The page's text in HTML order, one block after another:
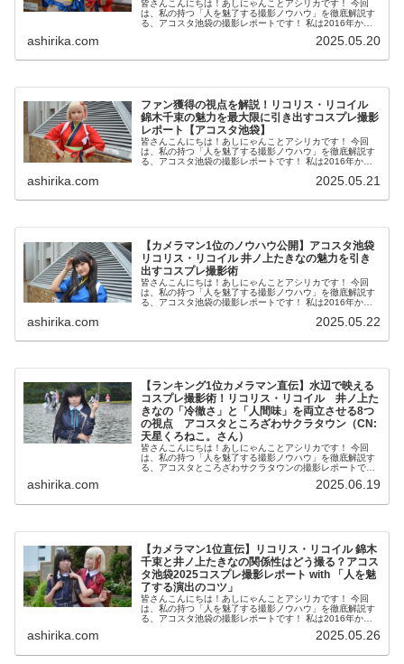
皆さんこんにちは！あしにゃんことアシリカです！ 今回
は、私の持つ「人を魅了する撮影ノウハウ」を徹底解説す
る、アコスタ池袋の撮影レポートです！ 私は2016年から
ashirika.com 2025.05.20
ファン獲得の視点を解説！リコリス・リコイル
錦木千束の魅力を最大限に引き出すコスプレ撮影
レポート【アコスタ池袋】
皆さんこんにちは！あしにゃんことアシリカです！ 今回
は、私の持つ「人を魅了する撮影ノウハウ」を徹底解説す
る、アコスタ池袋の撮影レポートです！ 私は2016年から
ashirika.com 2025.05.21
【カメラマン1位のノウハウ公開】アコスタ池袋
リコリス・リコイル 井ノ上たきなの魅力を引き
出すコスプレ撮影術
皆さんこんにちは！あしにゃんことアシリカです！ 今回
は、私の持つ「人を魅了する撮影ノウハウ」を徹底解説す
る、アコスタ池袋の撮影レポートです！ 私は2016年から
ashirika.com 2025.05.22
【ランキング1位カメラマン直伝】水辺で映える
コスプレ撮影術！リコリス・リコイル 井ノ上た
きなの「冷徹さ」と「人間味」を両立させる8つ
の視点 アコスタところざわサクラタウン（CN:
天星くろねこ。さん）
皆さんこんにちは！あしにゃんことアシリカです！ 今回
は、私の持つ「人を魅了する撮影ノウハウ」を徹底解説す
る、アコスタところざわサクラタウンの撮影レポートで
ashirika.com 2025.06.19
【カメラマン1位直伝】リコリス・リコイル 錦木
千束と井ノ上たきなの関係性はどう撮る？アコス
タ池袋2025コスプレ撮影レポート with 「人を魅
了する演出のコツ」
皆さんこんにちは！あしにゃんことアシリカです！ 今回
は、私の持つ「人を魅了する撮影ノウハウ」を徹底解説す
る、アコスタ池袋の撮影レポートです！ 私は2016年から
ashirika.com 2025.05.26